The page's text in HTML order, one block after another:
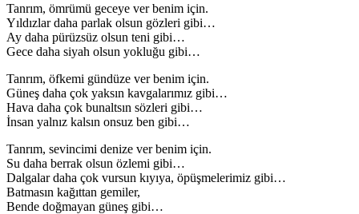
Tanrım, ömrümü geceye ver benim için.
Yıldızlar daha parlak olsun gözleri gibi…
Ay daha pürüzsüz olsun teni gibi…
Gece daha siyah olsun yokluğu gibi…
Tanrım, öfkemi gündüze ver benim için.
Güneş daha çok yaksın kavgalarımız gibi…
Hava daha çok bunaltsın sözleri gibi…
İnsan yalnız kalsın onsuz ben gibi…
Tanrım, sevincimi denize ver benim için.
Su daha berrak olsun özlemi gibi…
Dalgalar daha çok vursun kıyıya, öpüşmelerimiz gibi…
Batmasın kağıttan gemiler,
Bende doğmayan güneş gibi…